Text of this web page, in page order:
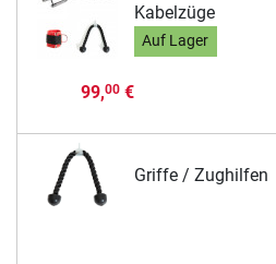
Kabelzüge
Auf Lager
99,00€
Griffe / Zughilfen